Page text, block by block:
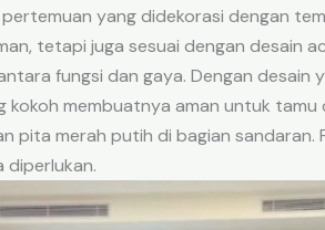
yang didekorasi dengan
tetapi juga sesuai dengan desain
fungsi dan gaya. Dengan desain
kokoh membuatnya aman untuk
pita merah putih di bagian
diperlukan.